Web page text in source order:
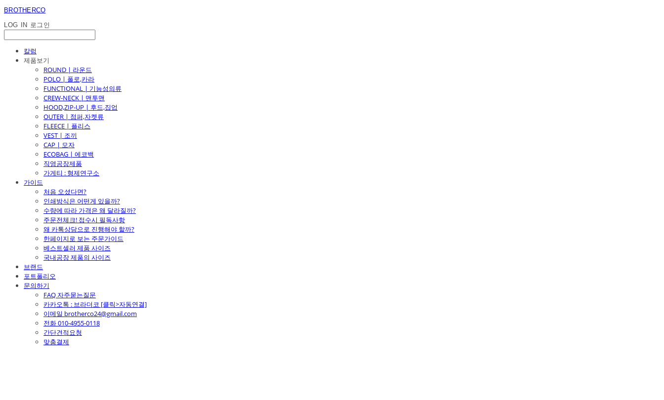
BROTHERCO
LOG IN 로그인
칼럼
제품보기
ROUND | 라운드
POLO | 폴로,카라
FUNCTIONAL | 기능성의류
CREW-NECK | 맨투맨
HOOD,ZIP-UP | 후드,집업
OUTER | 점퍼,자켓류
FLEECE | 플리스
VEST | 조끼
CAP | 모자
ECOBAG | 에코백
직영공장제품
가게티 : 형제연구소
가이드
처음 오셨다면?
인쇄방식은 어떤게 있을까?
수량에 따라 가격은 왜 달라질까?
주문전체크! 접수시 필독사항
왜 카톡상담으로 진행해야 할까?
한페이지로 보는 주문가이드
베스트셀러 제품 사이즈
국내공장 제품의 사이즈
브랜드
포트폴리오
문의하기
FAQ 자주묻는질문
카카오톡 : 브라더코 [클릭>자동연결]
이메일 brotherco24@gmail.com
전화 010-4955-0118
간단견적요청
맞춤결제